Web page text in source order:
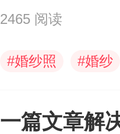
2465 阅读
#婚纱照 #婚纱
一篇文章解